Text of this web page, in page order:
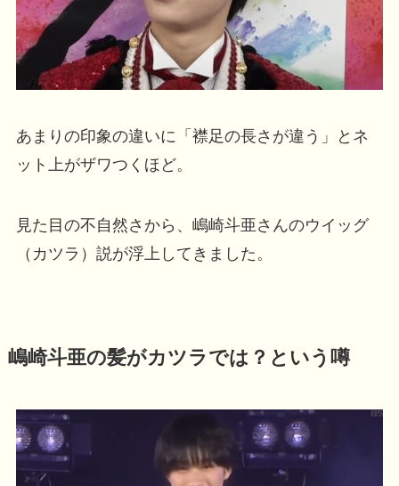
あまりの印象の違いに「襟足の長さが違う」とネ
ット上がザワつくほど。
見た目の不自然さから、嶋崎斗亜さんのウイッグ
（カツラ）説が浮上してきました。
嶋崎斗亜の髪がカツラでは？という噂